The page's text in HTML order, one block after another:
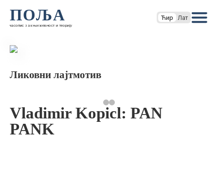
ПОЉА
часопис за књижевност и теорију
Ћир Лат
Ликовни лајтмотив
Vladimir Kopicl: PAN
PANK